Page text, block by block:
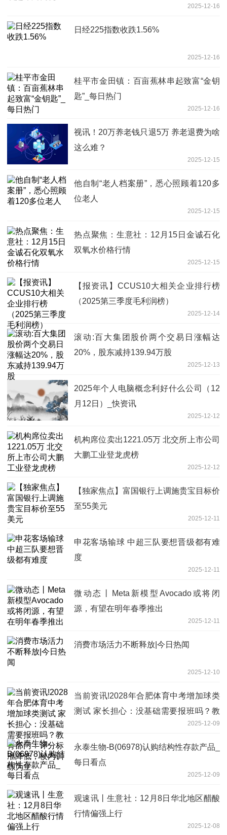
2025-12-16
日经225指数收跌1.56%
2025-12-16
桂平市金田镇：百亩蕉林串起致富“金钥
匙”_每日热门
2025-12-16
视讯！20万养老钱只退5万 养老退费为啥
这么难？
2025-12-15
他自制“老人档案册”，悉心照顾着120多
位老人
2025-12-15
热点聚焦：生意社：12月15日金诚石化
双氧水价格行情
2025-12-15
【报资讯】CCUS10大相关企业排行榜
（2025第三季度毛利润榜）
2025-12-14
滚动:百大集团股价两个交易日涨幅达
20%，股东减持139.94万股
2025-12-13
2025年个人电脑概念利好什么公司（12
月12日）_快资讯
2025-12-12
机构席位卖出1221.05万 北交所上市公司
大鹏工业登龙虎榜
2025-12-12
【独家焦点】富国银行上调施贵宝目标价
至55美元
2025-12-11
申花客场输球 中超三队要想晋级都有难
度
2025-12-11
微动态丨Meta新模型Avocado或将闭
源，有望在明年春季推出
2025-12-11
消费市场活力不断释放|今日热闻
2025-12-10
当前资讯!2028年合肥体育中考增加球类
测试 家长担心：没基础需要报班吗？教
育部门：评分标准降低，校内训练为主
2025-12-09
永泰生物-B(06978)认购结构性存款产品_
每日看点
2025-12-09
观速讯丨生意社：12月8日华北地区醋酸
行情偏强上行
2025-12-08